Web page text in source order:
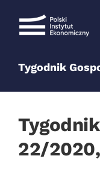
Tygodnik
22/